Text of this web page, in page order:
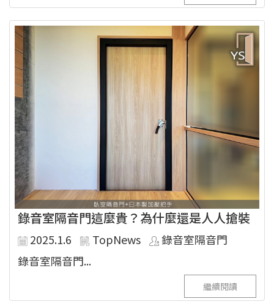
錄音室隔音門這麼貴？為什麼還是人人搶裝
2025.1.6 TopNews
錄音室隔音門
錄音室隔音門...
繼續閱讀